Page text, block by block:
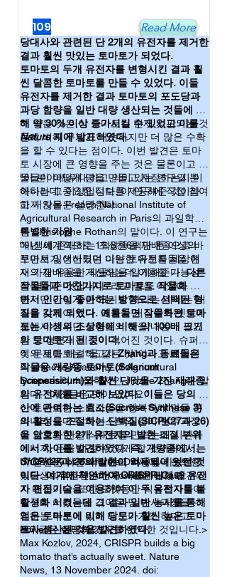
전공학에 대한 엄청난 기대가 모아지던 시대
입니다. 이 쥐는 인간의 생장호르몬을 생쥐에
서 잉여로 발현시켜 엄청나게 큰 몸집을 갖게
만든 것입니다. 그런데 사실 당시의 토마토관
련 기사는 이런 사람들의 기대 심리를 이용해
만우절 특집으로 내놓은 가짜 기사였고, 우리
나라 언론들은 이걸 모르고 그대로 번역하여
대서특필한 것이죠. 당시 저의 은사님이신 고
하두봉교수님이 그 기사를 정정해야 한다는
글을 어느 신문사에 투고하시면서 제자들에게
과학자라면 이런 기사에 속지 말아야 한다는
얘기를 하셨던 기억이 납니다.
그런데 이렇게 토마토를 이용해 유전공학적
성과를 낸 논문에 대한 기사를 보니 감회가 깊
습니다. 우리 나라에서는 토마토가 농작물 중
에 차지하지는 부분이 다른 서양국가들에 비
하면 적은 편이지만 사실 그 맛을 조금 개선한
다면 엄청나게 확장될 것이라는 생각을 해왔
습니다. 토마토의 슴슴한 맛을 개선하기 위해
여러 가지 시도들이 있었지요. 스테비아 방울
토마토가 대표적인 예라고 할 수 있죠. 개인적
으로는 뭔가 인위적으로 첨가된 맛이랄까? 특
이한 맛때문에 잘 안먹게 되더군요. 여기 소개
한 논문은 단맛을 가진 토마토의 야생종에는
억제되어 있는 당 대사관련 효소 {Solanum
lycopersicum calcium-dependent protein
kinase 27과 26 (Slcpk27과 26)}의 유전자의 일
부를 개량종에서 제거했더니 크면서도 달콤한
토마토가 되었다는 것입니다. 생산량이나 크
기, 번식에도 문제가 없다니 이렇게 좋은 토마
토가 있나 싶습니다.
기전을 간단히 설명하면, 이들 효소의 표적이
라고 할 수 있는 Sucrose synthase3(Sus3)는 이
름과 달리 설탕을 분해해서 다른 용도로 사용
하도록 도와 주는 효소로 알려져 있습니다. 따
라서 이 효소를 인산화시켜 활성화 시키는
Slcpk27/26을 없에면 설탕성분이 더 많이 축적
된다는 것이죠. 하지만 자세한 당생산과 사용
에 관해 완전히 이해한 것 같지는 않습니다. 또
한 CRISPR 유전자편집을 이용한 유전자 변형
식품이 식용으로 판매된 적은 없는 것으로 알
고 있습니다. 여기에 하나 더 고려해야 할 점은
이런 품종이 자연계로 나왔을 때 생태계나 작
물, 생물들에게 어떤 영향을 주는 지도 궁금하
109 Read More
당대사와 관련된 단 2개의 유전자를 제거한
결과 훨씬 맛있는 토마토가 되었다.
토마토의 두개 유전자를 변형시킨 결과 훨
씬 달콤한 토마토를 만들 수 있었다. 이들
유전자를 제거한 결과 토마토의 포도당과
과당 함량을 일반 대량 생산되는 것들에 비
해 약 30% 이상 증가시킬 수 있었고 이를
Nature지에 발표하였다.
더 좋은 것은 이 토마토는 현재 시판되는 것
들에 비해 무게가 비슷하지만 더 많은 수확
을 할 수 있다는 점이다. 이번 발견은 토마
토 시장에 큰 영향을 주는 것은 물론이고 식
물들이 어떻게 당을 만들고 저장하는지 이
해하는데 중요한 정보를 제공해준 것이라
고 저자들은 설명한다.
“이 분야에 위대하고 의미 있는 연구일 뿐
아니라 그 이상입니다.”이 연구에 직접 참여
하지 않은 French National Institute of
Agricultural Research in Paris의 과일학자
인 Christophe Rothan의 말이다. 이 연구는
“야생에 존재하는 조상종을 재배종으로 바
꾸면서 잃어버렸던 다양한 유전자들을 현
재의 재배종을 개선하는데 이용할 가능성
을 열어준 것입니다.”라고 말을 이었다.
특별한 기원
매년 세계적으로 1억8천6백만 톤 이상의
토마토가 생산되며 이는 토마토를 세상에
서 가장 유용한 작물임을 알게해준다.다른
작물들과 마찬가지로 토마토도 작물화 되
면서 인간이 좋아하는 방향으로 선택된 형
질을 갖게 되었다. 예를들면 작물화된 토마
토는 야생의 조상형에 비해 약 100배 크기
의 토마토가 된 것이다.
하지만 이렇게 큰 크기로 자라는 데에는 대
가를 치뤄야 했다. 크기가 커질수록 옛날에
집에서 키우던 토마토의 맛을 내는데 필요
한 당 성분의 비중이 적어진 것이다. 슈퍼마
켓의 토마토는 “물 같은 맛”이라고 베이징
의 chinese Academy of Agricultural
Sciences의 식물학자인 Jinzhe Zhang은 말
한다. “이것들은 맛이 없어요.”
이 문제를 해결하고자Zhang과 동료들은
작물용 개량종 토마토(Solanum
lycoperisicum)와 훨씬 단맛을 가진 재래종
의 유전체를 비교해 보았다. 이들은 당의 생
산에 관여하는 효소(Sucrose Synthase 3)
의 활성을 조절하는 단백질(SICPK27과 26)
을 암호화한 2개 유전자의 발현 조절 부위
에서 차이를 발견하였다. 즉, 개량종에서는
SICPK27과26의 발현이 억제되어 있던 것
이다. 여기에 착안하여 CRISPR-Cas9 유전
자 편집기술을 이용하여 이 두 유전자를 불
활성화 시켰는데 그 결과 일반 농사를 통해
얻은 토마토에 비해 당도가 훨씬 높은 토마
토가 생산된 것을 발견하였다.
이 토마토는 소비자들을 행복하게 만들 뿐
아니라 토마토 페이스트와 같이 탈수과정
이 포함된 관련 식재료를 만드는데 시간과
에너지, 돈을 아낄 수 있게 할 것이라고
University of California Davis에서 은퇴한
식물생화학자인 Ann Powell은 말했다.
이 발견은 다른 과일에도 적용될 가능성이
있다: 이 유전자는 전체 식물체에서 발견되
기 때문이다. 또한 오랫동안 식물학자들이
연구에 어려움을 겪어온 당 대사과정을 알
게하는 부분이 있기 때문이기도 하다고
Powell은 설명하였다.
<이 글은 아래의 기사를 번역한 것입니다.>
Max Kozlov, 2024, CRISPR builds a big
tomato that’s actually sweet. Nature
News, 13 November 2024. doi: